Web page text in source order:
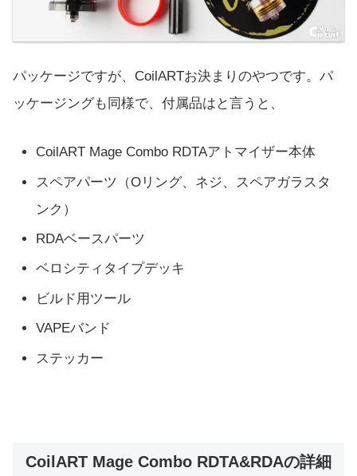
パッケージですが、CoilARTお決まりのやつです。パ
ッケージングも同様で、付属品はと言うと、
CoilART Mage Combo RDTAアトマイザー本体
スペアパーツ（Oリング、ネジ、スペアガラスタ
ンク）
RDAベースパーツ
ベロシティタイプデッキ
ビルド用ツール
VAPEバンド
ステッカー
CoilART Mage Combo RDTA&RDAの詳細